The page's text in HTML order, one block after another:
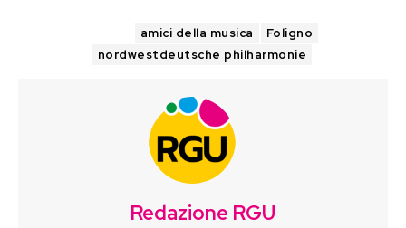
amici della musica
Foligno
nordwestdeutsche philharmonie
Redazione RGU